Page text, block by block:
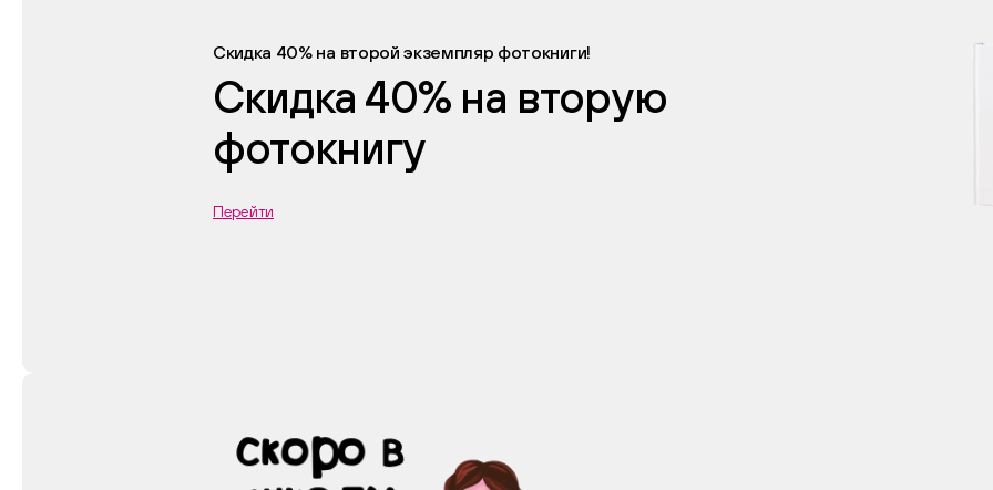
Скидка 40% на второй экземпляр фотокниги!
Скидка 40% на вторую
фотокнигу
Перейти